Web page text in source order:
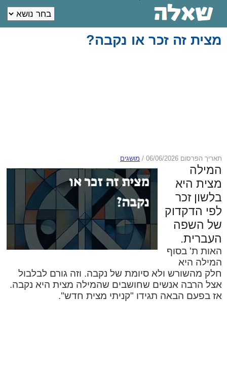
מצית זה זכר או נקבה?
תאריך הפרסום 06/06/2026 / מושגים
המילה
מצית היא
בלשון זכר
לפי הדקדוק
של השפה
העברית.
האות ת' בסוף
המילה היא
חלק מהשורש ולא סיומת של נקבה. וזה גורם לבלבול
אצל הרבה אנשים שחושבים שהמילה מצית היא נקבה.
אז בפעם הבאה תגידו "קניתי מצית חדש".